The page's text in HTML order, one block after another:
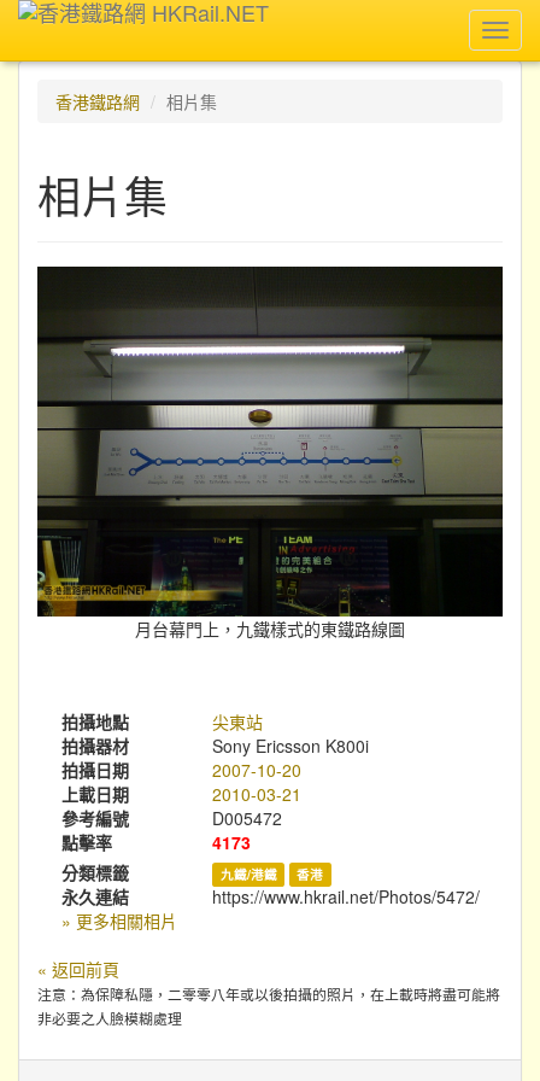
香港鐵路網
相片集
相片集
月台幕門上，九鐵樣式的東鐵路線圖
拍攝地點
尖東站
拍攝器材
Sony Ericsson K800i
拍攝日期
2007-10-20
上載日期
2010-03-21
參考編號
D005472
點擊率
4173
分類標籤
九鐵/港鐵 香港
永久連結
https://www.hkrail.net/Photos/5472/
» 更多相關相片
« 返回前頁
注意：為保障私隱，二零零八年或以後拍攝的照片，在上載時將盡可能將
非必要之人臉模糊處理